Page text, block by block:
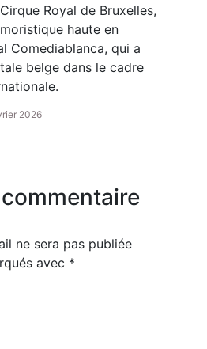
Royal de Bruxelles,
haute en
Comediablanca, qui a
belge dans le cadre
2026
ne sera pas publiée
avec *